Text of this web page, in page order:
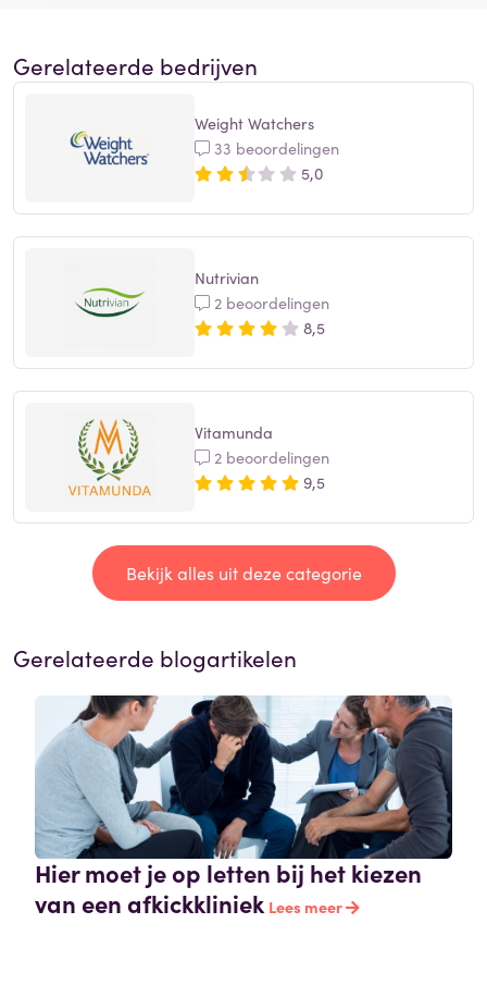
Gerelateerde bedrijven
Weight Watchers
33 beoordelingen
5,0
Nutrivian
2 beoordelingen
8,5
Vitamunda
2 beoordelingen
9,5
Bekijk alles uit deze categorie
Gerelateerde blogartikelen
Hier moet je op letten bij het kiezen
van een afkickkliniek Lees meer